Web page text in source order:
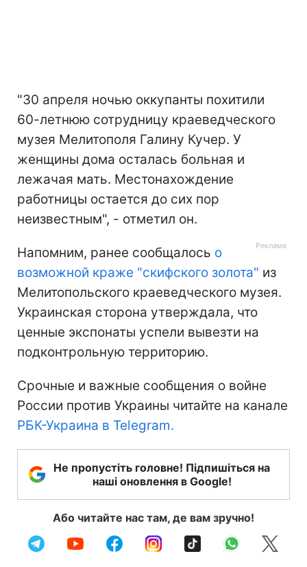
"30 апреля ночью оккупанты похитили
60-летнюю сотрудницу краеведческого
музея Мелитополя Галину Кучер. У
женщины дома осталась больная и
лежачая мать. Местонахождение
работницы остается до сих пор
неизвестным", - отметил он.
Напомним, ранее сообщалось о
возможной краже "скифского золота" из
Мелитопольского краеведческого музея.
Украинская сторона утверждала, что
ценные экспонаты успели вывезти на
подконтрольную территорию.
Срочные и важные сообщения о войне
России против Украины читайте на канале
РБК-Украина в Telegram.
Не пропустіть головне! Підпишіться на
наші оновлення в Google!
Або читайте нас там, де вам зручно!